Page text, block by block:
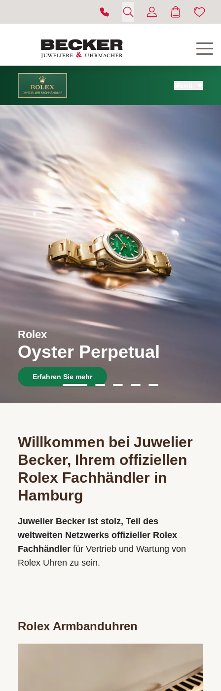
ÜBER UNS
Rolex
Oyster Perpetual
Erfahren Sie mehr
Willkommen bei Juwelier
Becker, Ihrem offiziellen
Rolex Fachhändler in
Hamburg
Juwelier Becker ist stolz, Teil des
weltweiten Netzwerks offizieller Rolex
Fachhändler für Vertrieb und Wartung von
Rolex Uhren zu sein.
Rolex Armbanduhren